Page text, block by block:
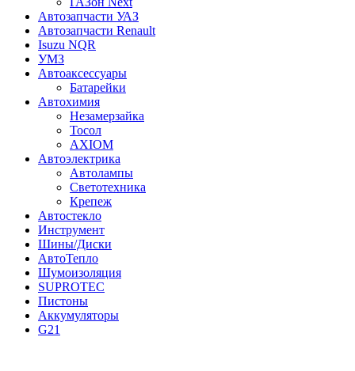
Автозапчасти УАЗ
Автозапчасти Renault
Isuzu NQR
УМЗ
Автоаксессуары
Батарейки
Автохимия
Незамерзайка
Тосол
AXIOM
Автоэлектрика
Автолампы
Светотехника
Крепеж
Автостекло
Инструмент
Шины/Диски
АвтоТепло
Шумоизоляция
SUPROTEC
Пистоны
Аккумуляторы
G21